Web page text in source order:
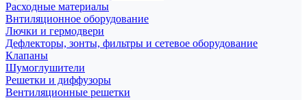
Расходные материалы
Внтиляционное оборудование
Лючки и гермодвери
Дефлекторы, зонты, фильтры и сетевое оборудование
Клапаны
Шумоглушители
Решетки и диффузоры
Вентиляционные решетки